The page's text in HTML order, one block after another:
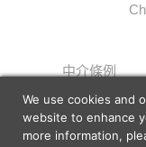
中介條例
解
We use cookies and
website to enhance
more information,